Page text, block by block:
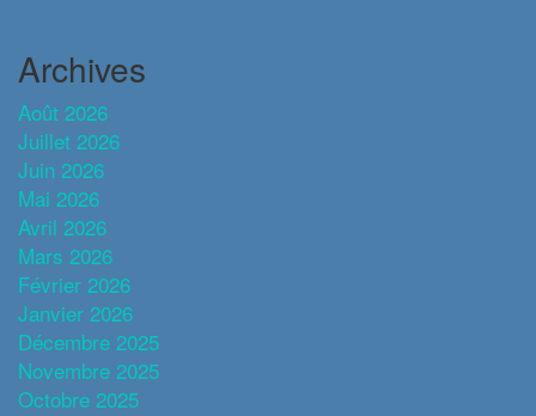
Archives
Août 2026
Juillet 2026
Juin 2026
Mai 2026
Avril 2026
Mars 2026
Février 2026
Janvier 2026
Décembre 2025
Novembre 2025
Octobre 2025